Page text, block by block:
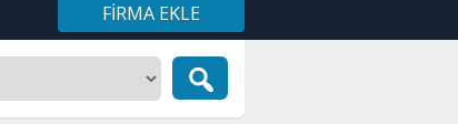
FIRMA EKLE